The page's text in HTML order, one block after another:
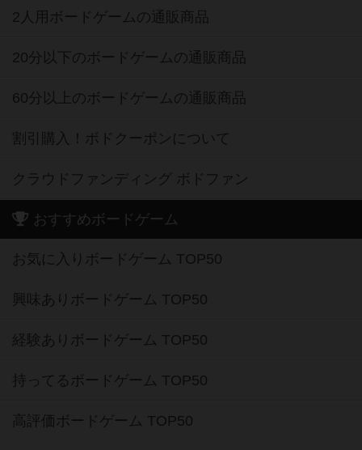
2人用ボードゲームの通販商品
20分以下のボードゲームの通販商品
60分以上のボードゲームの通販商品
割引購入！ボドクーポンについて
クラウドファンディング ボドファン
おすすめボードゲーム
お気に入りボードゲーム TOP50
興味ありボードゲーム TOP50
経験ありボードゲーム TOP50
持ってるボードゲーム TOP50
高評価ボードゲーム TOP50